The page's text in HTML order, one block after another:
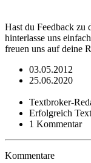
Hast du Feedback zu
hinterlasse uns
freuen uns auf deine
03.05.2012
25.06.2020
Textbroker-
Erfolgreich
1 Kommentar
Kommentare